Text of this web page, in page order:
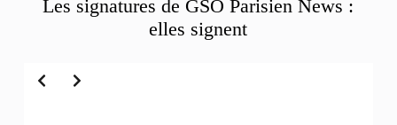
Les signatures de GSO Parisien News :
elles signent